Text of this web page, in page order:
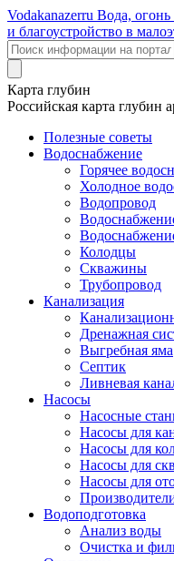
Vodakanazerru Вода,
и благоустройство в
Карта глубин
Российская карта глубин
Полезные советы
Водоснабжение
Горячее
Холодное
Водопровод
Колодцы
Скважины
Трубопровод
Канализация
Дренажная
Выгребная яма
Септик
Ливневая
Насосы
Насосные
Насосы для
Насосы для
Насосы для
Насосы для
Водоподготовка
Анализ воды
Очистка и